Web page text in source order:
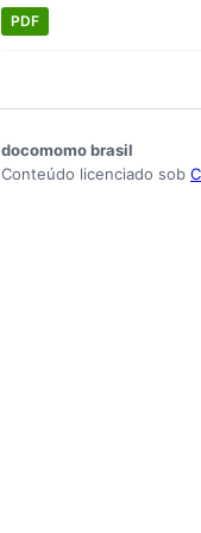
PDF
docomomo brasil
Conteúdo licenciado sob